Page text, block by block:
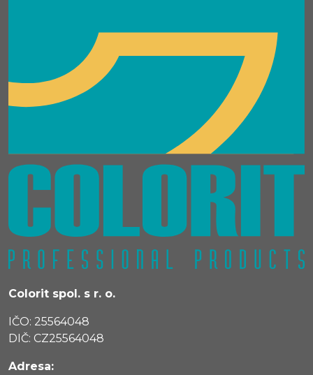
Colorit spol. s r. o.
IČO: 25564048
DIČ: CZ25564048
Adresa: